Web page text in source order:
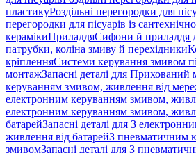
пластикуРоздільні перегородки для
перегородки для пісуарів із
керамікиПриладдяСифони й приладдя
патрубки, коліна змиву й перехідники
кріпленняСистеми керування змивом
монтажЗапасні деталі для Прихований
керуванням змивом, живлення від
електронним керуванням змивом,
електронним керуванням змивом,
батарейЗапасні деталі для З
живлення від батарейЗ пневматичним
змивомЗапасні деталі для З